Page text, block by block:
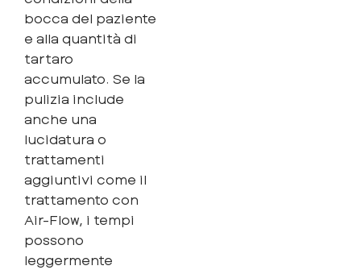
bocca del paziente
e alla quantità di
tartaro
accumulato. Se la
pulizia include
anche una
lucidatura o
trattamenti
aggiuntivi come il
trattamento con
Air-Flow, i tempi
possono
leggermente